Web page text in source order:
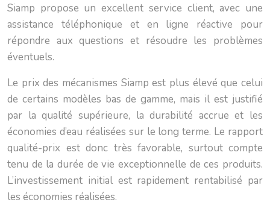
Siamp propose un excellent service client, avec une
assistance téléphonique et en ligne réactive pour
répondre aux questions et résoudre les problèmes
éventuels.
Le prix des mécanismes Siamp est plus élevé que celui
de certains modèles bas de gamme, mais il est justifié
par la qualité supérieure, la durabilité accrue et les
économies d’eau réalisées sur le long terme. Le rapport
qualité-prix est donc très favorable, surtout compte
tenu de la durée de vie exceptionnelle de ces produits.
L’investissement initial est rapidement rentabilisé par
les économies réalisées.